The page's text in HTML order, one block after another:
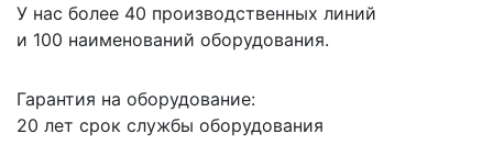
У нас более 40 производственных линий
и 100 наименований оборудования.
Гарантия на оборудование:
20 лет срок службы оборудования